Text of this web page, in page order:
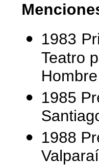
1983
Teatro
1985
1988